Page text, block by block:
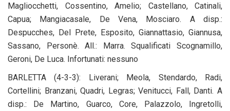
Magliocchetti, Cossentino, Amelio; Castellano, Catinali,
Capua; Mangiacasale, De Vena, Mosciaro. A disp.:
Despucches, Del Prete, Esposito, Giannattasio, Giannusa,
Sassano, Personè. All.: Marra. Squalificati Scognamillo,
Geroni, De Luca. Infortunati: nessuno
BARLETTA (4-3-3): Liverani; Meola, Stendardo, Radi,
Cortellini; Branzani, Quadri, Legras; Venitucci, Fall, Danti. A
disp.: De Martino, Guarco, Core, Palazzolo, Ingretolli,